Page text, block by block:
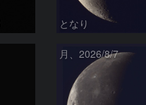
となり
月、2026/8/7